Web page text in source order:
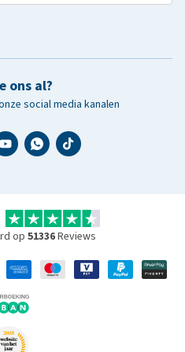
ons al?
social media kanalen
op 51336Reviews